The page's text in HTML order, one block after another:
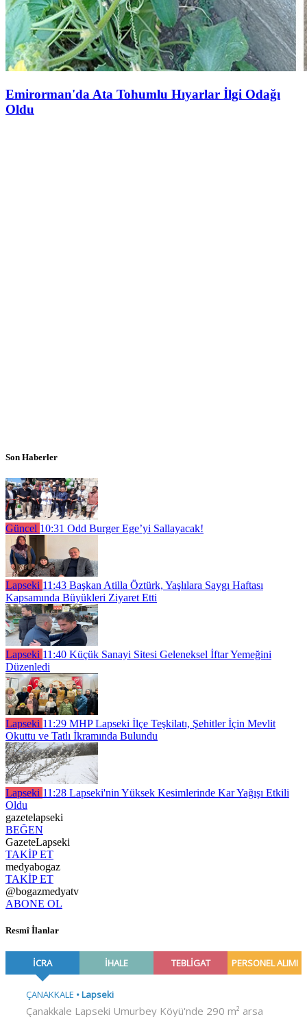
Emirorman'da Ata Tohumlu Hıyarlar İlgi Odağı
Oldu
Son Haberler
Güncel 10:31 Odd Burger Ege’yi Sallayacak!
Lapseki 11:43 Başkan Atilla Öztürk, Yaşlılara Saygı Haftası
Kapsamında Büyükleri Ziyaret Etti
Lapseki 11:40 Küçük Sanayi Sitesi Geleneksel İftar Yemeğini
Düzenledi
Lapseki 11:29 MHP Lapseki İlçe Teşkilatı, Şehitler İçin Mevlit
Okuttu ve Tatlı İkramında Bulundu
Lapseki 11:28 Lapseki'nin Yüksek Kesimlerinde Kar Yağışı Etkili
Oldu
gazetelapseki
BEĞEN
GazeteLapseki
TAKİP ET
medyabogaz
TAKİP ET
@bogazmedyatv
ABONE OL
Resmî İlanlar